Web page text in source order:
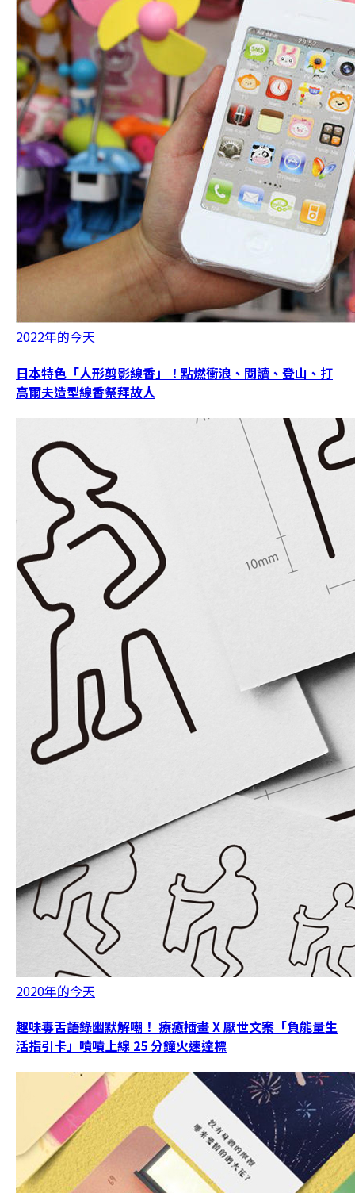
2022年的今天
日本特色「人形剪影線香」！點燃衝浪、閱讀、登山、打
高爾夫造型線香祭拜故人
2020年的今天
趣味毒舌語錄幽默解嘲！ 療癒插畫 X 厭世文案「負能量生
活指引卡」嘖嘖上線 25 分鐘火速達標